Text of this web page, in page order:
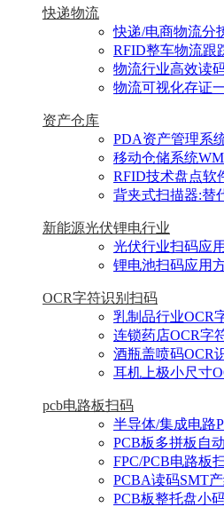
快递物流
快递/电商物流分
RFID整车物流跟
物流行业高效读
物流可视化存证
资产仓库
PDA资产管理系
移动仓储系统
RFID技术盘点软
背夹式扫描器:替
新能源光伏锂电行业
光伏行业扫码应
锂电池扫码应用
OCR字符识别扫码
乳制品行业OCR
连锁药店OCR字
酒瓶盖喷码OCR
耳机上极小尺寸
pcb电路板扫码
半导体/集成电路
PCB板多拼板自
FPC/PCB电路板
PCBA读码SMT
PCB板整托盘小